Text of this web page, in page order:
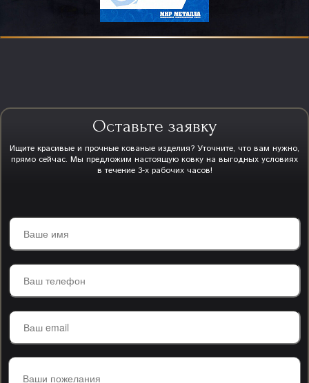
Оставьте заявку
Ищите красивые и прочные кованые изделия? Уточните, что вам нужно,
прямо сейчас. Мы предложим настоящую ковку на выгодных условиях
в течение 3-х рабочих часов!